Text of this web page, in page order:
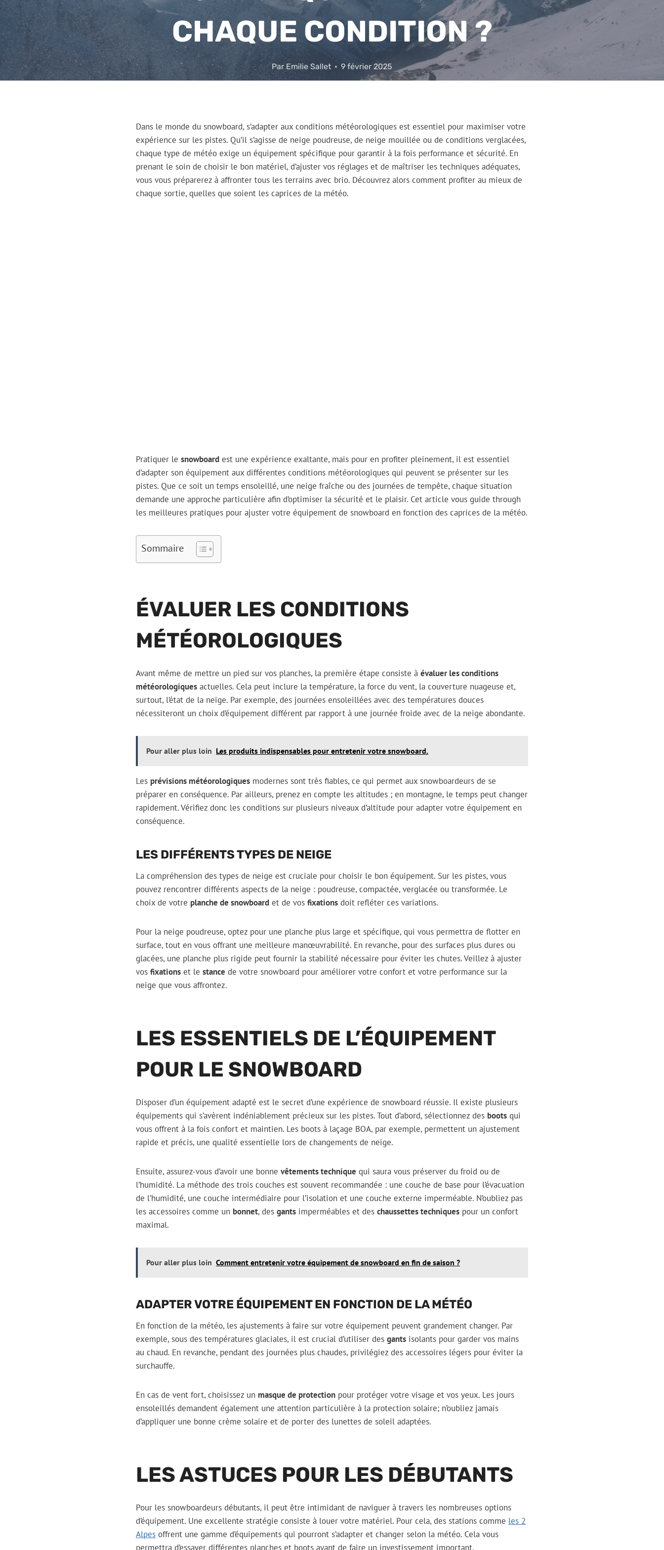
CHAQUE CONDITION ?
Par Emilie Sallet 9 février 2025
Dans le monde du snowboard, s’adapter aux conditions météorologiques est essentiel pour maximiser votre
expérience sur les pistes. Qu’il s’agisse de neige poudreuse, de neige mouillée ou de conditions verglacées,
chaque type de météo exige un équipement spécifique pour garantir à la fois performance et sécurité. En
prenant le soin de choisir le bon matériel, d’ajuster vos réglages et de maîtriser les techniques adéquates,
vous vous préparerez à affronter tous les terrains avec brio. Découvrez alors comment profiter au mieux de
chaque sortie, quelles que soient les caprices de la météo.
Pratiquer le snowboard est une expérience exaltante, mais pour en profiter pleinement, il est essentiel
d’adapter son équipement aux différentes conditions météorologiques qui peuvent se présenter sur les
pistes. Que ce soit un temps ensoleillé, une neige fraîche ou des journées de tempête, chaque situation
demande une approche particulière afin d’optimiser la sécurité et le plaisir. Cet article vous guide through
les meilleures pratiques pour ajuster votre équipement de snowboard en fonction des caprices de la météo.
Sommaire
ÉVALUER LES CONDITIONS
MÉTÉOROLOGIQUES
Avant même de mettre un pied sur vos planches, la première étape consiste à évaluer les conditions
météorologiques actuelles. Cela peut inclure la température, la force du vent, la couverture nuageuse et,
surtout, l’état de la neige. Par exemple, des journées ensoleillées avec des températures douces
nécessiteront un choix d’équipement différent par rapport à une journée froide avec de la neige abondante.
Pour aller plus loin Les produits indispensables pour entretenir votre snowboard.
Les prévisions météorologiques modernes sont très fiables, ce qui permet aux snowboardeurs de se
préparer en conséquence. Par ailleurs, prenez en compte les altitudes ; en montagne, le temps peut changer
rapidement. Vérifiez donc les conditions sur plusieurs niveaux d’altitude pour adapter votre équipement en
conséquence.
LES DIFFÉRENTS TYPES DE NEIGE
La compréhension des types de neige est cruciale pour choisir le bon équipement. Sur les pistes, vous
pouvez rencontrer différents aspects de la neige : poudreuse, compactée, verglacée ou transformée. Le
choix de votre planche de snowboard et de vos fixations doit refléter ces variations.
Pour la neige poudreuse, optez pour une planche plus large et spécifique, qui vous permettra de flotter en
surface, tout en vous offrant une meilleure manœuvrabilité. En revanche, pour des surfaces plus dures ou
glacées, une planche plus rigide peut fournir la stabilité nécessaire pour éviter les chutes. Veillez à ajuster
vos fixations et le stance de votre snowboard pour améliorer votre confort et votre performance sur la
neige que vous affrontez.
LES ESSENTIELS DE L’ÉQUIPEMENT
POUR LE SNOWBOARD
Disposer d’un équipement adapté est le secret d’une expérience de snowboard réussie. Il existe plusieurs
équipements qui s’avèrent indéniablement précieux sur les pistes. Tout d’abord, sélectionnez des boots qui
vous offrent à la fois confort et maintien. Les boots à laçage BOA, par exemple, permettent un ajustement
rapide et précis, une qualité essentielle lors de changements de neige.
Ensuite, assurez-vous d’avoir une bonne vêtements technique qui saura vous préserver du froid ou de
l’humidité. La méthode des trois couches est souvent recommandée : une couche de base pour l’évacuation
de l’humidité, une couche intermédiaire pour l’isolation et une couche externe imperméable. N’oubliez pas
les accessoires comme un bonnet, des gants imperméables et des chaussettes techniques pour un confort
maximal.
Pour aller plus loin Comment entretenir votre équipement de snowboard en fin de saison ?
ADAPTER VOTRE ÉQUIPEMENT EN FONCTION DE LA MÉTÉO
En fonction de la météo, les ajustements à faire sur votre équipement peuvent grandement changer. Par
exemple, sous des températures glaciales, il est crucial d’utiliser des gants isolants pour garder vos mains
au chaud. En revanche, pendant des journées plus chaudes, privilégiez des accessoires légers pour éviter la
surchauffe.
En cas de vent fort, choisissez un masque de protection pour protéger votre visage et vos yeux. Les jours
ensoleillés demandent également une attention particulière à la protection solaire; n’oubliez jamais
d’appliquer une bonne crème solaire et de porter des lunettes de soleil adaptées.
LES ASTUCES POUR LES DÉBUTANTS
Pour les snowboardeurs débutants, il peut être intimidant de naviguer à travers les nombreuses options
d’équipement. Une excellente stratégie consiste à louer votre matériel. Pour cela, des stations comme les 2
Alpes offrent une gamme d’équipements qui pourront s’adapter et changer selon la météo. Cela vous
permettra d’essayer différentes planches et boots avant de faire un investissement important.